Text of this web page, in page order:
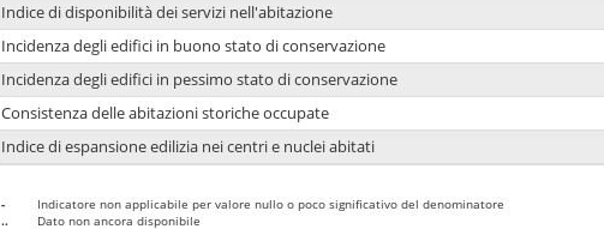
Indice di disponibilità dei servizi nell'abitazione
Incidenza degli edifici in buono stato di conservazione
Incidenza degli edifici in pessimo stato di conservazione
Consistenza delle abitazioni storiche occupate
Indice di espansione edilizia nei centri e nuclei abitati
-
Indicatore non applicabile per valore nullo o poco significativo del denominatore
..
Dato non ancora disponibile